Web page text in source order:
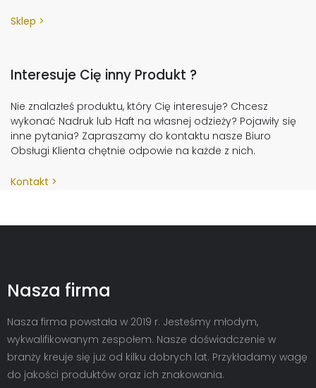
Sklep
Interesuje Cię inny Produkt ?
Nie znalazłeś produktu, który Cię interesuje? Chcesz
wykonać Nadruk lub Haft na własnej odzieży? Pojawiły się
inne pytania? Zapraszamy do kontaktu nasze Biuro
Obsługi Klienta chętnie odpowie na każde z nich.
Kontakt
Nasza firma
Nasza firma powstała w 2019 r. Jesteśmy młodym,
wykwalifikowanym zespołem. Nasze doświadczenie w
branży kreuje się już od kilku dobrych lat. Przykładamy wagę
do jakości produktów oraz ich znakowania.